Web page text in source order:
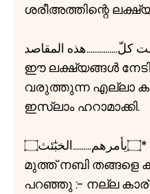
ശരീഅത്തിന്റെ
كلّ...............هذه المقاصد
ഈ ലക്ഷ്യങ്ങൾ
വരുത്തുന്ന എല്ലാ
ഇസ്ലാം ഹറാമാക്കി.
മുത്ത് നബി തങ്ങളെ
പറഞ്ഞു :- നല്ല